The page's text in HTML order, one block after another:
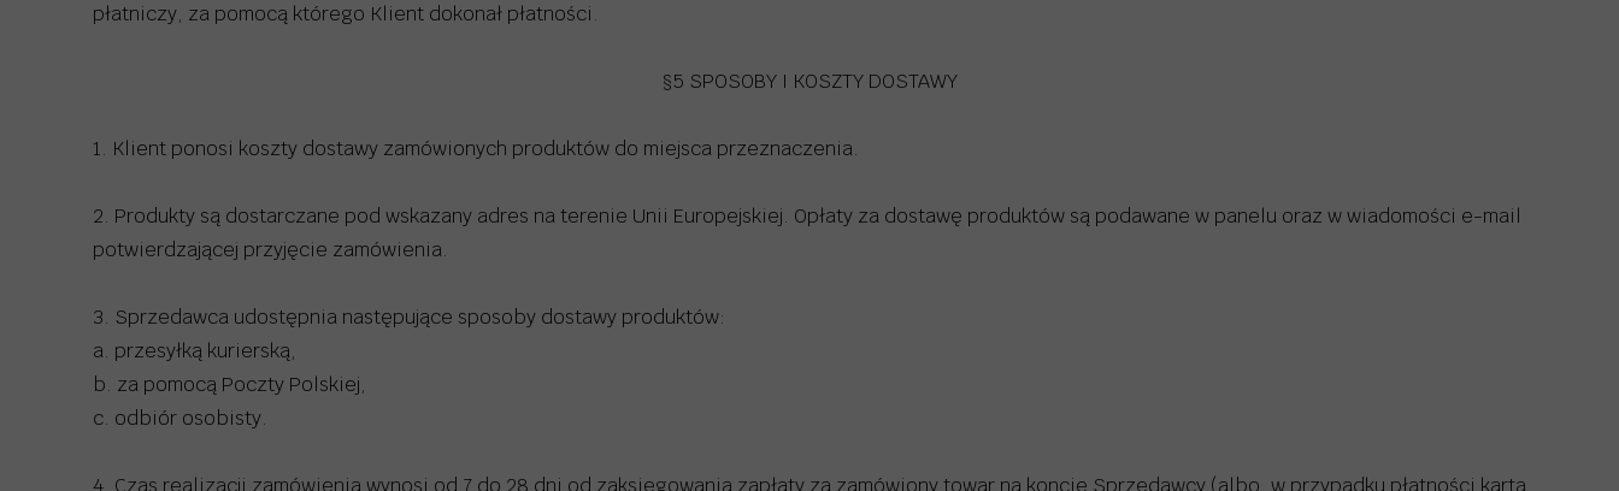
płatniczy, za pomocą którego Klient dokonał płatności.
§5 SPOSOBY I KOSZTY DOSTAWY
1. Klient ponosi koszty dostawy zamówionych produktów do miejsca przeznaczenia.
2. Produkty są dostarczane pod wskazany adres na terenie Unii Europejskiej. Opłaty za dostawę produktów są podawane w panelu oraz w wiadomości e-mail
potwierdzającej przyjęcie zamówienia.
3. Sprzedawca udostępnia następujące sposoby dostawy produktów:
a. przesyłką kurierską,
b. za pomocą Poczty Polskiej,
c. odbiór osobisty.
4. Czas realizacji zamówienia wynosi od 7 do 28 dni od zaksięgowania zapłaty za zamówiony towar na koncie Sprzedawcy (albo, w przypadku płatności kartą